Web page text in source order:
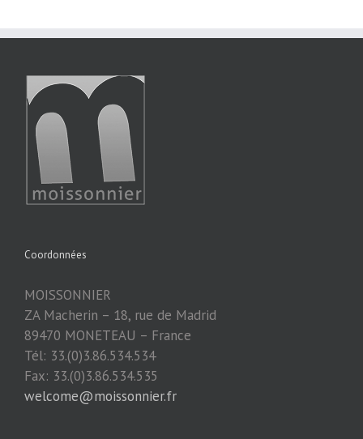
Coordonnées
MOISSONNIER
ZA Macherin – 18, rue de Madrid
89470 MONETEAU – France
Tél: 33.(0)3.86.534.534
Fax: 33.(0)3.86.534.535
welcome@moissonnier.fr